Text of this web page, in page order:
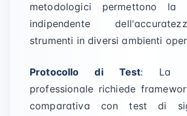
metodologici permettono la
indipendente
strumenti in diversi ambienti
Protocollo di Test: La
professionale richiede
comparativa con test di